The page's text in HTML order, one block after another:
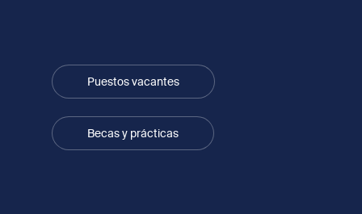
Puestos vacantes
Becas y prácticas